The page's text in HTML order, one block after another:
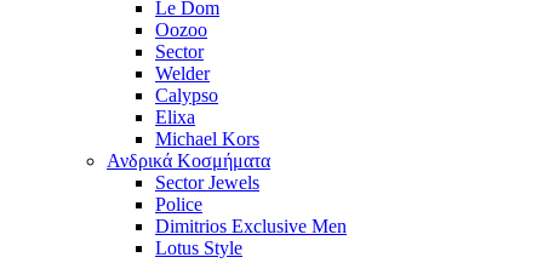
Le Dom
Oozoo
Sector
Welder
Calypso
Elixa
Michael Kors
Ανδρικά Κοσμήματα
Sector Jewels
Police
Dimitrios Exclusive Men
Lotus Style